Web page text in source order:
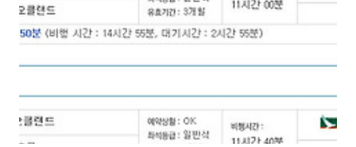
았는데 캐나다에서는 몇번 이용했다. 메뉴는 실수하지 않기 위해 늘 주문
하는 것으로 했다. 괜히 다른거 주문하다가 맛없으면 후회..